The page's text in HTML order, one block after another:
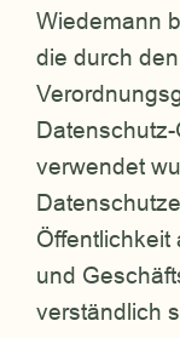
Wiedemann
die durch
verwendet
Öffentlichkeit
und
verständlich